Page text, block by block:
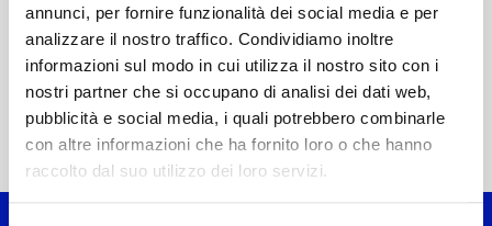
annunci, per fornire funzionalità dei social media e per
analizzare il nostro traffico. Condividiamo inoltre
informazioni sul modo in cui utilizza il nostro sito con i
nostri partner che si occupano di analisi dei dati web,
pubblicità e social media, i quali potrebbero combinarle
con altre informazioni che ha fornito loro o che hanno
raccolto dal suo utilizzo dei loro servizi.
Home Classica > Andreas Kirchoff
RICERCA
CHI SIAMO
CONTATTI
NEWSLETTER